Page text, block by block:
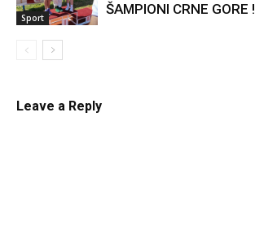
Sport
ŠAMPIONI CRNE GORE !
Leave a Reply